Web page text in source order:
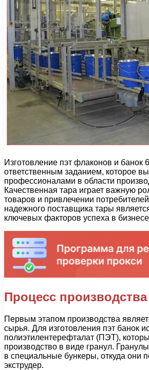
Изготовление пэт флаконов и банок
ответственным заданием, которое
профессионалами в области
Качественная тара играет важную
товаров и привлечении
надежного поставщика тары
ключевых факторов успеха в
Процесс
Первым этапом производства
сырья. Для изготовления пэт банок
полиэтилентерефталат (ПЭТ),
производство в виде гранул.
в специальные бункеры, откуда они
экструдер.